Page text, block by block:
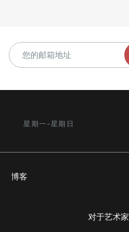
星期一-星期日
博客
对于艺术家